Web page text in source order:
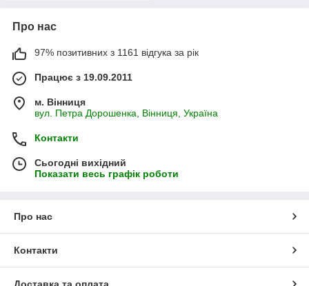
Про нас
97% позитивних з 1161 відгука за рік
Працює з 19.09.2011
м. Вінниця
вул. Петра Дорошенка, Вінниця, Україна
Контакти
Сьогодні вихідний
Показати весь графік роботи
Про нас
Контакти